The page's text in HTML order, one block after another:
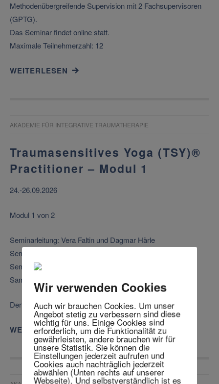
Methodenübergreifende Supervision mit 2 Fachsupervisoren
(GPTG).
Das Seminar findet online statt.
Maximale Teilnehmerzahl: 12
WEITERLESEN
AKADEMIE FÜR INTEGRATIVE TRAUMATHERAPIE
Traumasensitives Yoga (TSY)®
Practitioner – Modul 1
24.-26.09.2026
Modul 1 von 2
Seminarleitung: Vera Faltin und Dagmar Härle
Seminarort: online
Seminarzeiten: Donnerstag 13 – 19 Uhr, Freitag 10-17 Uhr,
Samstag 10-17 Uhr
Der zweite Block findet am 26.-28.11.2026 online statt.
WEITERLESEN
Wir verwenden Cookies
Auch wir brauchen Cookies. Um unser
Angebot stetig zu verbessern sind diese
wichtig für uns. Einige Cookies sind
erforderlich, um die Funktionalität zu
gewährleisten, andere brauchen wir für
unsere Statistik. Sie können die
Einstellungen jederzeit aufrufen und
Cookies auch nachträglich jederzeit
abwählen (Unten rechts auf unserer
Webseite). Und selbstverständlich ist es